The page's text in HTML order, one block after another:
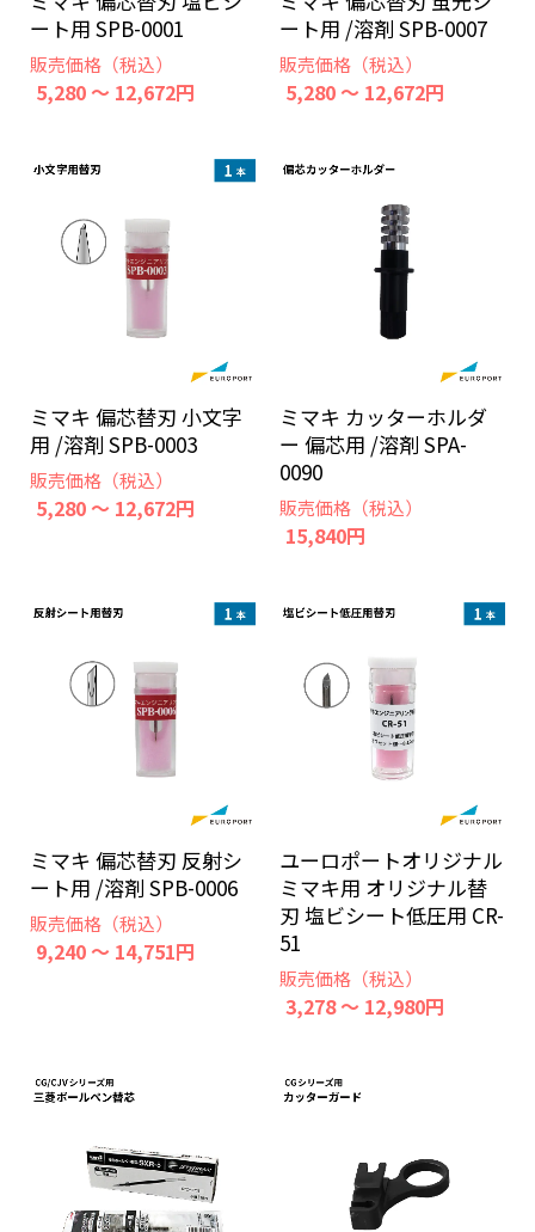
ート用 SPB-0001
販売価格（税込）
5,280 ～ 12,672円
ート用 /溶剤 SPB-0007
販売価格（税込）
5,280 ～ 12,672円
ミマキ 偏芯替刃 小文字
用 /溶剤 SPB-0003
販売価格（税込）
5,280 ～ 12,672円
ミマキ カッターホルダ
ー 偏芯用 /溶剤 SPA-
0090
販売価格（税込）
15,840円
ミマキ 偏芯替刃 反射シ
ート用 /溶剤 SPB-0006
販売価格（税込）
9,240 ～ 14,751円
ユーロポートオリジナル
ミマキ用 オリジナル替
刃 塩ビシート低圧用 CR-
51
販売価格（税込）
3,278 ～ 12,980円